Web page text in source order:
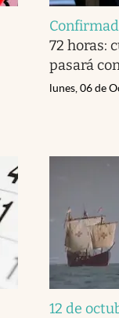
72 horas:
pasará
lunes, 06 de
12 de